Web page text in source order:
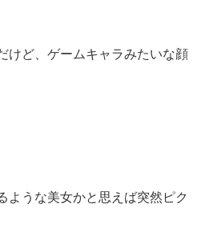
けど、ゲームキャラみたいな顔
ような美女かと思えば突然ピク